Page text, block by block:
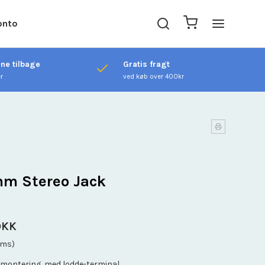
tilbage Gratis fragt
ved køb over 400kr
Stereo Jack